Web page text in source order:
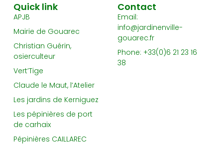
Quick link
APJB
Mairie de Gouarec
Christian Guérin,
osierculteur
Vert’Tige
Claude le Maut, l’Atelier
Les jardins de Kerniguez
Les pépinières de port
de carhaix
Pépinières CAILLAREC
Contact
Email:
info@jardinenville-
gouarec.fr
Phone: +33(0)6 21 23 16
38